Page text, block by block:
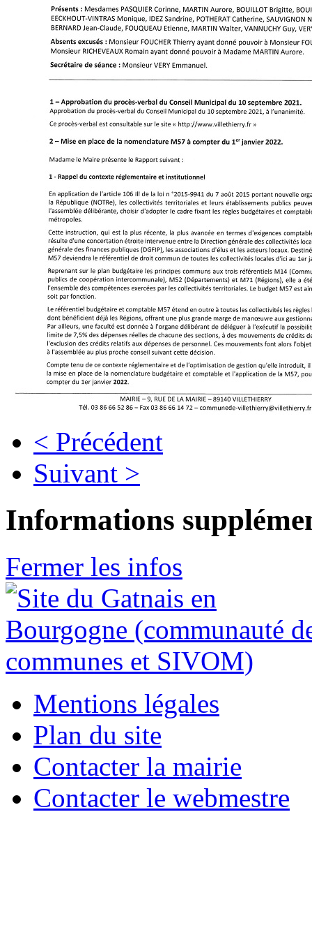
< Précédent
Suivant >
Informations
Fermer les infos
Mentions légales
Plan du site
Contacter la mairie
Contacter le webmestre